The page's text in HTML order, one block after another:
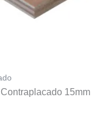
15mm